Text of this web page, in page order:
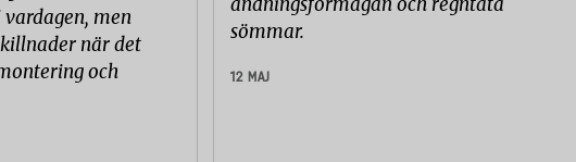
men
när det
och
sömmar.
12 MAJ